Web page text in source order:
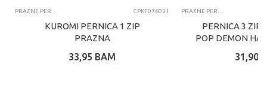
PRAZNE PERNICE CPKF076031
KUROMI PERNICA 1 ZIP
PRAZNA
33,95 BAM
PRAZNE PERNICE
PERNICA 3
POP DEMON
31,90